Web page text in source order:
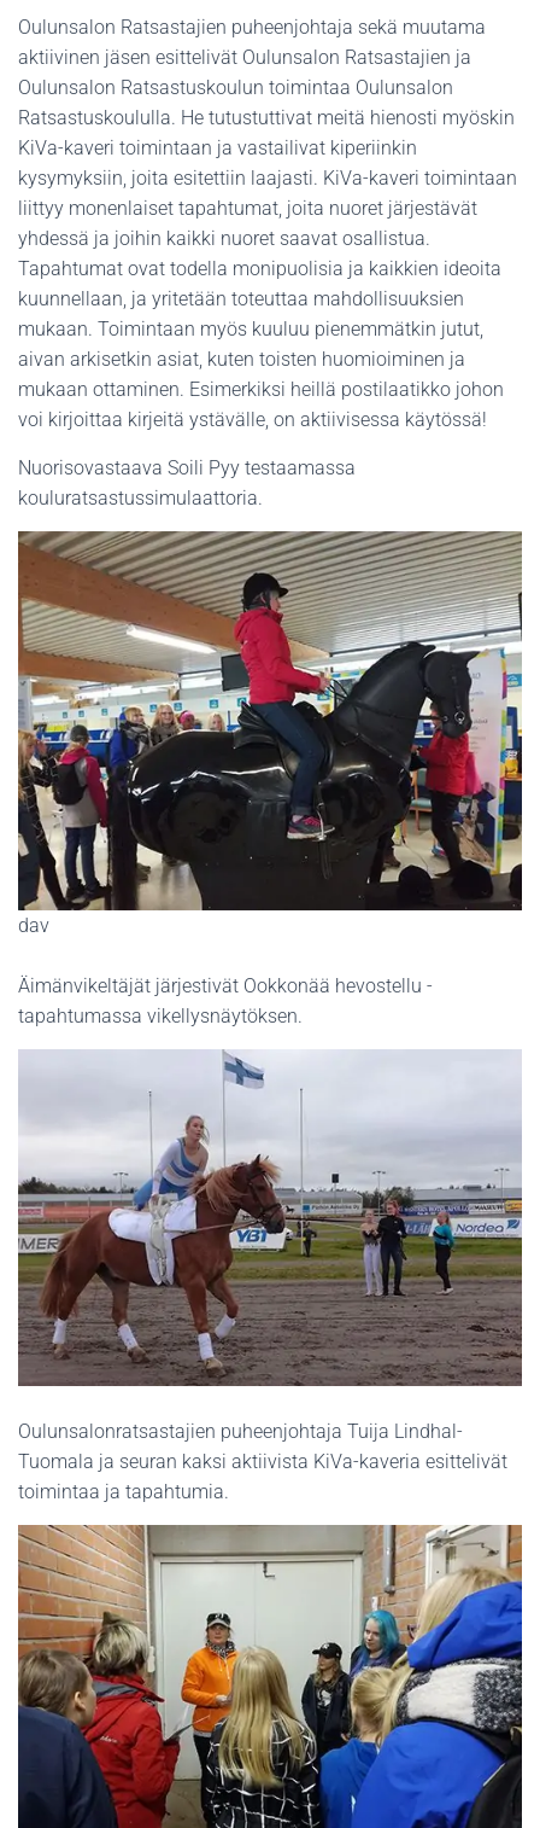
Oulunsalon Ratsastajien puheenjohtaja sekä muutama
aktiivinen jäsen esittelivät Oulunsalon Ratsastajien ja
Oulunsalon Ratsastuskoulun toimintaa Oulunsalon
Ratsastuskoululla. He tutustuttivat meitä hienosti myöskin
KiVa-kaveri toimintaan ja vastailivat kiperiinkin
kysymyksiin, joita esitettiin laajasti. KiVa-kaveri toimintaan
liittyy monenlaiset tapahtumat, joita nuoret järjestävät
yhdessä ja joihin kaikki nuoret saavat osallistua.
Tapahtumat ovat todella monipuolisia ja kaikkien ideoita
kuunnellaan, ja yritetään toteuttaa mahdollisuuksien
mukaan. Toimintaan myös kuuluu pienemmätkin jutut,
aivan arkisetkin asiat, kuten toisten huomioiminen ja
mukaan ottaminen. Esimerkiksi heillä postilaatikko johon
voi kirjoittaa kirjeitä ystävälle, on aktiivisessa käytössä!
Nuorisovastaava Soili Pyy testaamassa
kouluratsastussimulaattoria.
dav
Äimänvikeltäjät järjestivät Ookkonää hevostellu -
tapahtumassa vikellysnäytöksen.
Oulunsalonratsastajien puheenjohtaja Tuija Lindhal-
Tuomala ja seuran kaksi aktiivista KiVa-kaveria esittelivät
toimintaa ja tapahtumia.